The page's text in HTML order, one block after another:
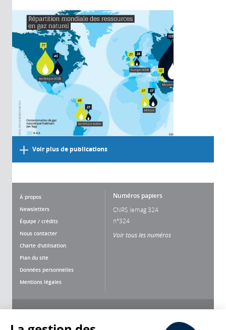
Voir plus de publications
À propos
Newsletters
Équipe / crédits
Nous contacter
Charte d'utilisation
Plan du site
Données personnelles
Mentions légales
Numéros papiers
CNRS lemag 324
n°324
Voir tous les numéros